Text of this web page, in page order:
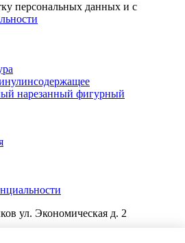
персональных данных и с
нарезанный фигурный
ул. Экономическая д. 2